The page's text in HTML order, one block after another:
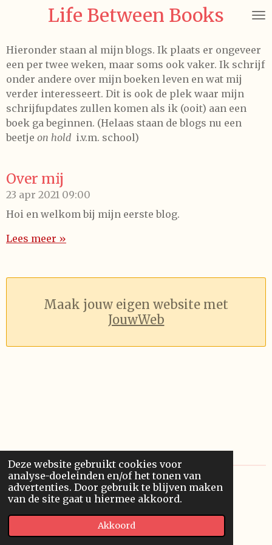
Deze website gebruikt cookies voor
analyse-doeleinden en/of het tonen van
advertenties. Door gebruik te blijven maken
van de site gaat u hiermee akkoord.
Akkoord
de
hoofdinhoud
Life Between Books
Hieronder staan al mijn blogs. Ik plaats er ongeveer
een per twee weken, maar soms ook vaker. Ik schrijf
onder andere over mijn boeken leven en wat mij
verder interesseert. Dit is ook de plek waar mijn
schrijfupdates zullen komen als ik (ooit) aan een
boek ga beginnen. (Helaas staan de blogs nu een
beetje on hold i.v.m. school)
Over mij
23 apr 2021 09:00
Hoi en welkom bij mijn eerste blog.
Lees meer »
Maak jouw eigen website met
JouwWeb
I
s